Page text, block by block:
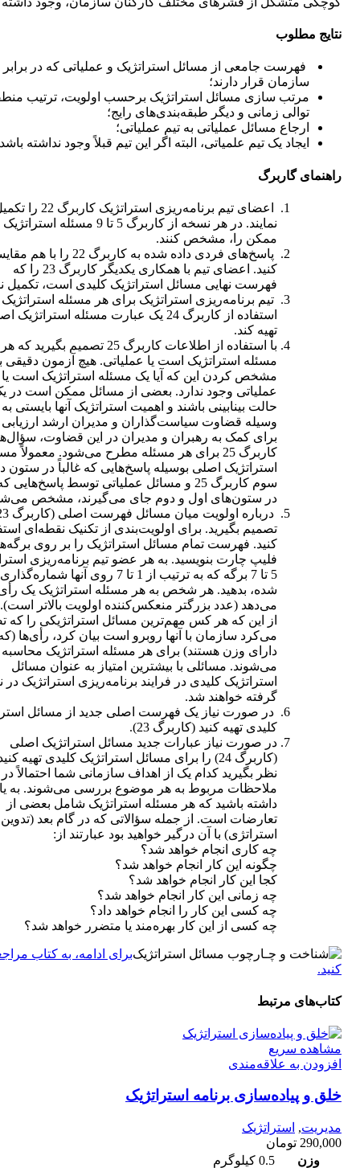
نتایج مطلوب
فهرست جامعی از مسائل استراتژیک و عملیاتی که در برابر
سازمان قرار دارند؛
مرتب سازی مسائل استراتژیک برحسب اولویت، ترتیب
توالی زمانی و دیگر طبقه‌بندی‌های رایج؛
ارجاع مسائل عملیاتی به تیم عملیاتی؛
ایجاد یک تیم علمیاتی، البته اگر این تیم قبلاً وجود نداشته
راهنمای گاربرگ
اعضای تیم برنامه‌ریزی استراتژیک کاربرگ
نمایند. در هر نسخه از کاربرگ 5 تا 9 مسئله استراتژیک
ممکن را، مشخص کنند.
پاسخ‌های فردی داده شده به کاربرگ 22 را با
کنید. اعضای تیم با همکاری یکدیگر کاربرگ 23 را که
فهرست نهایی مسائل استراتژیک کلیدی است، تکمیل
تیم برنامه‌ریزی استراتژیک برای هر مسئله استراتژیک
استفاده از کاربرگ 24 یک عبارت مسئله استراتژیک
تهیه کند.
با استفاده از اطلاعات کاربرگ 25 تصمیم بگیرید که هر
مسئله استراتژیک است یا عملیاتی. هیچ آزمون دقیقی
مشخص کردن این که آیا یک مسئله استراتژیک است یا
عملیاتی وجود ندارد. بعضی از مسائل ممکن است در
حالت بینابینی باشند و اهمیت استراتژیک آنها بایستی به
وسیله قضاوت سیاست‌گذاران و مدیران ارشد
برای کمک به رهبران و مدیران در این قضاوت،
کاربرگ 25 برای هر مسئله مطرح می‌شود. معمولاً
استراتژیک اصلی بوسیله پاسخ‌هایی که غالباً در ستون
سوم کاربرگ 25 و مسائل عملیاتی توسط پاسخ‌هایی
در ستون‌های اول و دوم جای می‌گیرند، مشخص
تصمیم بگیرید. برای اولویت‌بندی از تکنیک نقطه‌ای
کنید. فهرست تمام مسائل استراتژیک را بر روی
فلیپ چارت بنویسید. به هر عضو تیم برنامه‌ریزی
5 تا 7 برگه که به ترتیب از 1 تا 7 روی آنها شماره‌گذاری
شده، بدهید. هر شخص به هر مسئله استراتژیک یک
می‌دهد (عدد بزرگتر منعکس‌کننده اولویت بالاتر است).
از این که هر کس مهم‌ترین مسائل استراتژیکی را که
می‌کرد سازمان با آنها روبرو است بیان کرد، رأی‌ها
دارای وزن هستند) برای هر مسئله استراتژیک محاسبه
می‌شوند. مسائلی با بیشترین امتیاز به عنوان مسائل
استراتژیک کلیدی در فرایند برنامه‌ریزی استراتژیک در
گرفته خواهند شد.
در صورت نیاز یک فهرست اصلی جدید از مسائل
کلیدی تهیه کنید (کاربرگ 23).
در صورت نیاز عبارات جدید مسائل استراتژیک اصلی
(کاربرگ 24) را برای مسائل استراتژیک کلیدی تهیه
نظر بگیرید کدام یک از اهداف سازمانی شما احتمالاً در
ملاحظات مربوط به هر موضوع بررسی می‌شوند. به
داشته باشید که هر مسئله استراتژیک شامل بعضی از
تعارضات است. از جمله سؤالاتی که در گام بعد (تدوین
استراتژی) با آن درگیر خواهید بود عبارتند از:
چه کاری انجام خواهد شد؟
چگونه این کار انجام خواهد شد؟
کجا این کار انجام خواهد شد؟
چه زمانی این کار انجام خواهد شد؟
چه کسی این کار را انجام خواهد داد؟
چه کسی از این کار بهره‌مند یا متضرر خواهد شد؟
برای ادامه، به کتاب
کنید.
کتاب‌های مرتبط
مشاهده سریع
افزودن به علاقه‌مندی
خلق و پیاده‌سازی برنامه استراتژیک
مدیریت, استراتژیک
290,000 تومان
وزن
0.5 کیلوگرم